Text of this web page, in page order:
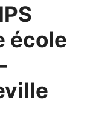
école